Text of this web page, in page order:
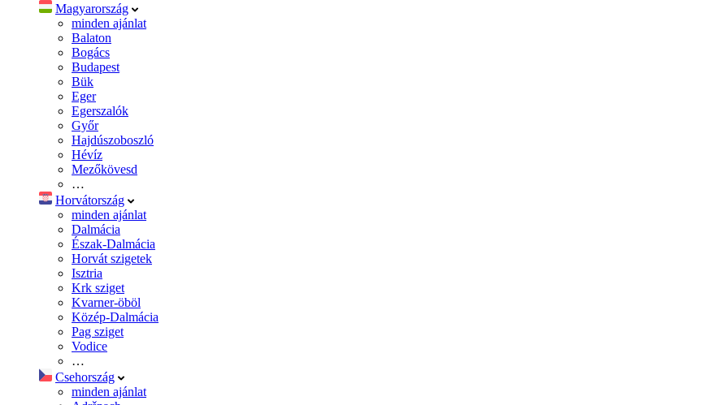
Magyarország
minden ajánlat
Balaton
Bogács
Budapest
Bük
Eger
Egerszalók
Győr
Hajdúszoboszló
Hévíz
Mezőkövesd
…
Horvátország
minden ajánlat
Dalmácia
Észak-Dalmácia
Horvát szigetek
Isztria
Krk sziget
Kvarner-öböl
Közép-Dalmácia
Pag sziget
Vodice
…
Csehország
minden ajánlat